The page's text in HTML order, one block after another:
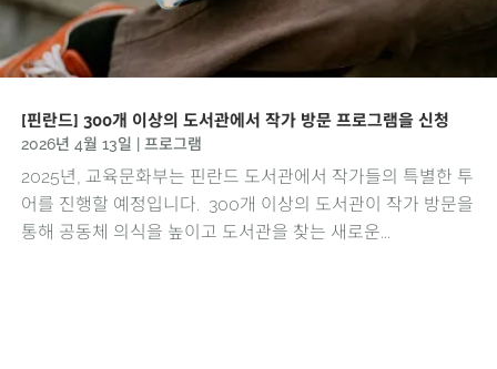
[핀란드] 300개 이상의 도서관에서 작가 방문 프로그램을 신청
2026년 4월 13일 프로그램
2025년, 교육문화부는 핀란드 도서관에서 작가들의 특별한 투
어를 진행할 예정입니다. 300개 이상의 도서관이 작가 방문을
통해 공동체 의식을 높이고 도서관을 찾는 새로운...